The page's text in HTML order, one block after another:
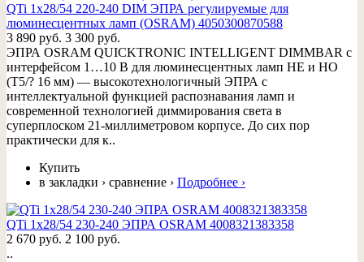
QTi 1x28/54 220-240 DIM ЭПРА регулируемые для
люминесцентных ламп (OSRAM) 4050300870588
3 890 руб. 3 300 руб.
ЭПРА OSRAM QUICKTRONIC INTELLIGENT DIMMBAR с
интерфейсом 1…10 В для люминесцентных ламп HE и HO
(T5/? 16 мм) — высокотехнологичный ЭПРА с
интеллектуальной функцией распознавания ламп и
современной технологией диммирования света в
суперплоском 21-миллиметровом корпусе. До сих пор
практически для к..
Купить
в закладки › сравнение › Подробнее ›
QTi 1x28/54 230-240 ЭПРА OSRAM 4008321383358
2 670 руб. 2 100 руб.
..